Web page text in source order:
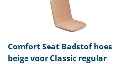
Comfort Seat Badstof hoes
beige voor Classic regular